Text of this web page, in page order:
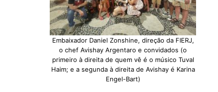
Embaixador Daniel Zonshine, direção da FIERJ,
o chef Avishay Argentaro e convidados (o
primeiro à direita de quem vê é o músico Tuval
Haim; e a segunda à direita de Avishay é Karina
Engel-Bart)